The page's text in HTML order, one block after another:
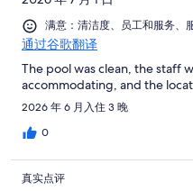
满意：清洁度、员工和服务、
通过谷歌翻译
The pool was clean, the staff
accommodating, and the
2026 年 6 月入住 3 晚
0
真实点评